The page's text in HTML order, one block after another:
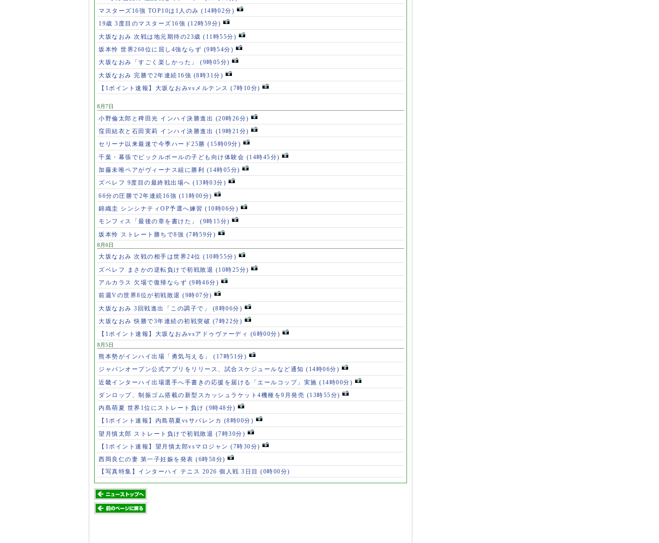
マスターズ16強 TOP10は1人のみ (14時02分)
19歳 3度目のマスターズ16強 (12時59分)
大坂なおみ 次戦は地元期待の23歳 (11時55分)
坂本怜 世界268位に屈し4強ならず (9時54分)
大坂なおみ「すごく楽しかった」 (9時05分)
大坂なおみ 完勝で2年連続16強 (8時31分)
【1ポイント速報】大坂なおみvsメルテンス (7時10分)
8月7日
小野倫太郎と稗田光 インハイ決勝進出 (20時26分)
窪田結衣と石田実莉 インハイ決勝進出 (19時21分)
セリーナ以来最速で今季ハード25勝 (15時09分)
千葉・幕張でピックルボールの子ども向け体験会 (14時45分)
加藤未唯ペアがヴィーナス組に勝利 (14時05分)
ズベレフ 9度目の最終戦出場へ (13時03分)
66分の圧勝で2年連続16強 (11時00分)
錦織圭 シンシナティOP予選へ練習 (10時06分)
モンフィス「最後の章を書けた」 (9時15分)
坂本怜 ストレート勝ちで8強 (7時59分)
8月6日
大坂なおみ 次戦の相手は世界24位 (10時55分)
ズベレフ まさかの逆転負けで初戦敗退 (10時25分)
アルカラス 欠場で復帰ならず (9時46分)
前週Vの世界8位が初戦敗退 (9時07分)
大坂なおみ 3回戦進出「この調子で」 (8時06分)
大坂なおみ 快勝で3年連続の初戦突破 (7時22分)
【1ポイント速報】大坂なおみvsアドゥヴァーディ (6時00分)
8月5日
熊本勢がインハイ出場「勇気与える」 (17時51分)
ジャパンオープン公式アプリをリリース、試合スケジュールなど通知 (14時06分)
近畿インターハイ出場選手へ手書きの応援を届ける「エールコップ」実施 (14時00分)
ダンロップ、制振ゴム搭載の新型スカッシュラケット4機種を9月発売 (13時55分)
内島萌夏 世界1位にストレート負け (9時48分)
【1ポイント速報】内島萌夏vsサバレンカ (8時00分)
望月慎太郎 ストレート負けで初戦敗退 (7時30分)
【1ポイント速報】望月慎太郎vsマロジャン (7時30分)
西岡良仁の妻 第一子妊娠を発表 (6時58分)
【写真特集】インターハイ テニス 2026 個人戦 3日目 (0時00分)